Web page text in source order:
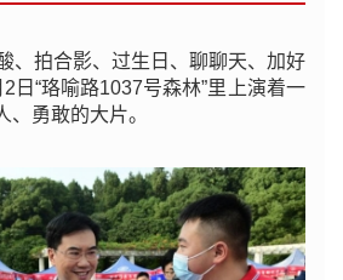
、拍合影、过生日、聊聊天、加好
“珞喻路1037号森林”里上演着一
、勇敢的大片。